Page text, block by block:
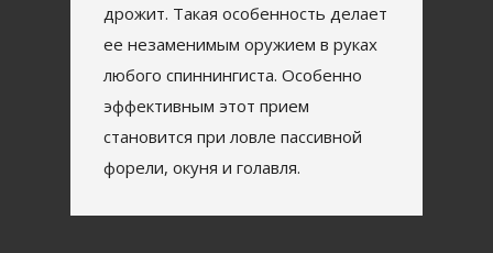
дрожит. Такая особенность делает
ее незаменимым оружием в руках
любого спиннингиста. Особенно
эффективным этот прием
становится при ловле пассивной
форели, окуня и голавля.